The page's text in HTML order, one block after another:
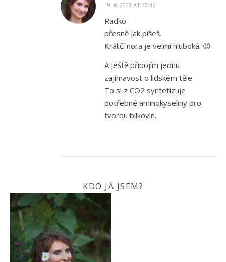
19. 6. 2022 AT 22:46
Radko
přesně jak píšeš.
Králičí nora je velmi hluboká. 😉
A ještě připojím jednu
zajímavost o lidském těle.
To si z CO2 syntetizuje
potřebné aminokyseliny pro
tvorbu bílkovin.
KDO JÁ JSEM?